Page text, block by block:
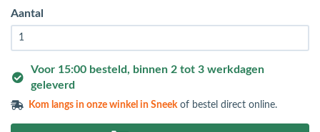
Aantal
Voor 15:00 besteld, binnen 2 tot 3 werkdagen
geleverd
Kom langs inonze winkel in Sneek of bestel direct online.